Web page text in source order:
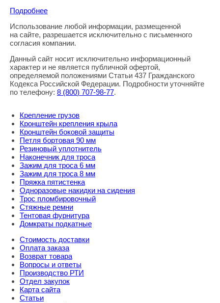
Подробнее
Правовая информация
Использование любой информации, размещенной
на сайте, разрешается исключительно с письменного
согласия компании.
Данный сайт носит исключительно информационный
характер и не является публичной офертой,
определяемой положениями Статьи 437 Гражданского
Кодекса Российской Федерации. Подробности уточняйте
по телефону: 8 (800) 707-98-77.
Крепление грузов
Кронштейн крепления крыла
Кронштейн боковой защиты
Петля бортовая 90 мм
Резиновый уплотнитель
Наконечник для троса
Зажим для троса 6 мм
Зажим для троса 8 мм
Пряжка пятистенка
Одноразовые накидки на сидения
Трос пломбировочный
Стяжные ремни
Тентовая фурнитура
Домкраты подкатные
Стоимость доставки
Оплата заказа
Возврат товара
Вопросы и ответы
Производство РТИ
Отдел закупок
Карта сайта
Статьи